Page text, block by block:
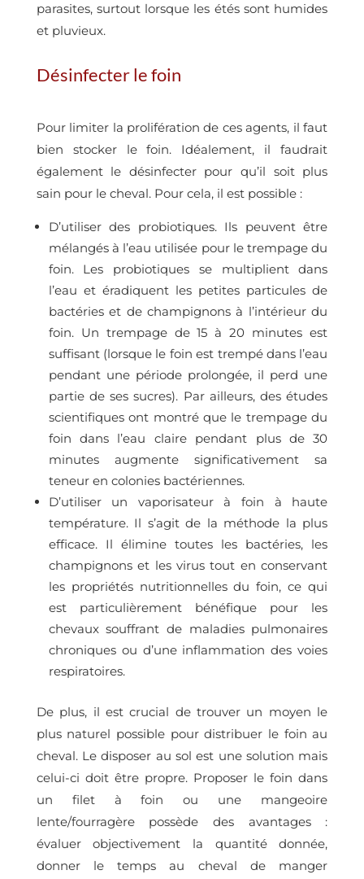
parasites, surtout lorsque les étés sont humides
et pluvieux.
Désinfecter le foin
Pour limiter la prolifération de ces agents, il faut
bien stocker le foin. Idéalement, il faudrait
également le désinfecter pour qu’il soit plus
sain pour le cheval. Pour cela, il est possible :
D’utiliser des probiotiques. Ils peuvent être
mélangés à l’eau utilisée pour le trempage du
foin. Les probiotiques se multiplient dans
l’eau et éradiquent les petites particules de
bactéries et de champignons à l’intérieur du
foin. Un trempage de 15 à 20 minutes est
suffisant (lorsque le foin est trempé dans l’eau
pendant une période prolongée, il perd une
partie de ses sucres). Par ailleurs, des études
scientifiques ont montré que le trempage du
foin dans l’eau claire pendant plus de 30
minutes augmente significativement sa
teneur en colonies bactériennes.
D’utiliser un vaporisateur à foin à haute
température. Il s’agit de la méthode la plus
efficace. Il élimine toutes les bactéries, les
champignons et les virus tout en conservant
les propriétés nutritionnelles du foin, ce qui
est particulièrement bénéfique pour les
chevaux souffrant de maladies pulmonaires
chroniques ou d’une inflammation des voies
respiratoires.
De plus, il est crucial de trouver un moyen le
plus naturel possible pour distribuer le foin au
cheval. Le disposer au sol est une solution mais
celui-ci doit être propre. Proposer le foin dans
un filet à foin ou une mangeoire
lente/fourragère possède des avantages :
évaluer objectivement la quantité donnée,
donner le temps au cheval de manger